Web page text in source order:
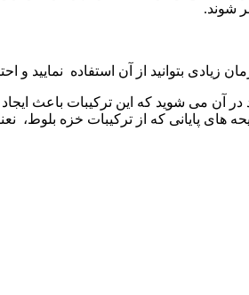
شوند.
آن می شوید که این ترکیبات باعث
پایانی که از ترکیبات خزه بلوط،